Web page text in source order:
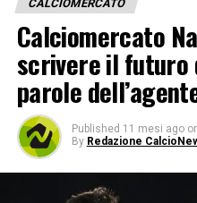
CALCIOMERCATO
Calciomercato
scrivere il futuro
parole
Published 11 mesi ago
By Redazione